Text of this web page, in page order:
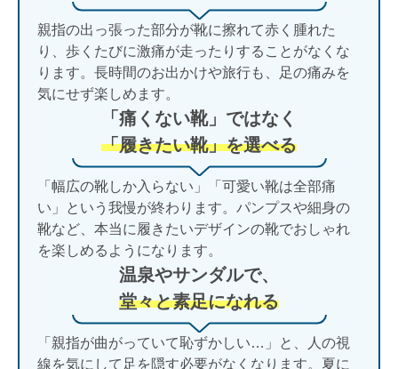
親指の出っ張った部分が靴に擦れて赤く腫れた
り、歩くたびに激痛が走ったりすることがなくな
ります。長時間のお出かけや旅行も、足の痛みを
気にせず楽しめます。
「痛くない靴」ではなく
「履きたい靴」を選べる
「幅広の靴しか入らない」「可愛い靴は全部痛
い」という我慢が終わります。パンプスや細身の
靴など、本当に履きたいデザインの靴でおしゃれ
を楽しめるようになります。
温泉やサンダルで、
堂々と素足になれる
「親指が曲がっていて恥ずかしい…」と、人の視
線を気にして足を隠す必要がなくなります。夏に